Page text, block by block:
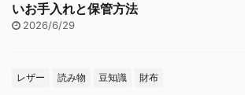
いお手入れと保管方法
2026/6/29
レザー 読み物 豆知識 財布